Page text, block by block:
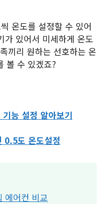
온도를 설정할 수 있어
가 있어서 미세하게 온도
끼리 원하는 선호하는 온
볼 수 있겠죠?
능 설정 알아보기
0.5도 온도설정
에어컨 비교